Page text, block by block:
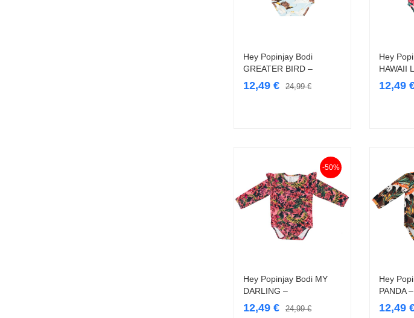
Vali
Hey Popinjay Bodi
GREATER BIRD –
24,99€
12,49 €
Hey
HAWAII
12,49
-50%
Vali
Hey Popinjay Bodi MY
DARLING –
24,99€
12,49 €
Hey
PANDA –
12,49